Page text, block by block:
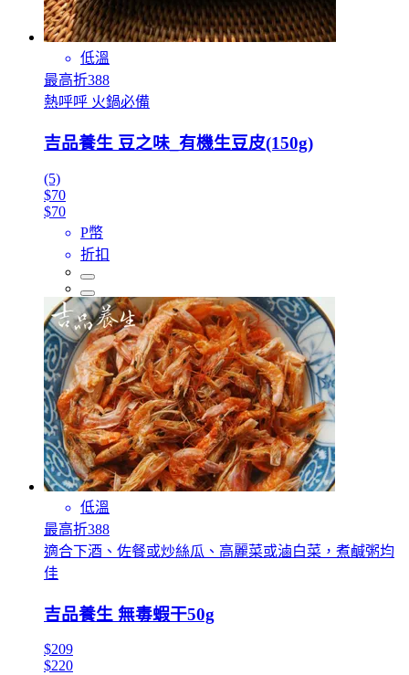
低溫
最高折388
熱呼呼 火鍋必備
吉品養生 豆之味_有機生豆皮(150g)
(5)
$70
$70
P幣
折扣
低溫
最高折388
適合下酒、佐餐或炒絲瓜、高麗菜或滷白菜，煮鹹粥均
佳
吉品養生 無毒蝦干50g
$209
$220